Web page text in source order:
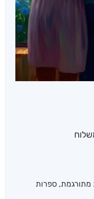
מתורגמת, ספרות